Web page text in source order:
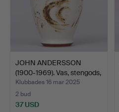
JOHN ANDERSSON
(1900-1969). Vas, stengods,
…
Klubbades 16 mar 2025
2 bud
37 USD